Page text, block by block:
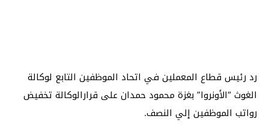
رد رئيس قطاع المعملين في اتحاد الموظفين التابع لوكالة
الغوث “الأونروا” بغزة محمود حمدان على قرارالوكالة تخفيض
رواتب الموظفين إلي النصف.